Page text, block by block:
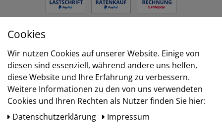
Versand
Cookies
Wir nutzen Cookies auf unserer Website. Einige von
diesen sind essenziell, während andere uns helfen,
diese Website und Ihre Erfahrung zu verbessern.
Weitere Informationen zu den von uns verwendeten
Cookies und Ihren Rechten als Nutzer finden Sie hier:
Daten­schutz­erklärung
Impressum